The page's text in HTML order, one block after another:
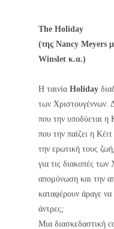
The Holiday
(της Nancy Meyers
Winslet κ.α.)
Η ταινία Holiday
των Χριστουγέννων.
που την υποδύεται η
που την παίζει η
την ερωτική τους
για τις διακοπές
απομόνωση και την
καταφέρουν άραγε να
άντρες;
Μια διασκεδαστική